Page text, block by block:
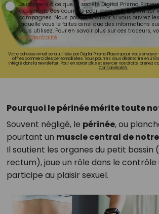
Je consens à ce que la société Digital Prisma
d'ouverture des courriels pour mesurer et optimiser
campagnes. Nous pourrons savoir si vous ouvrez
laquelle vous le faites ainsi que des informations
vous utilisez. Pour en savoir plus sur ces traceurs,
confidentialité.
Votre adresse email sera utilisée par Digital Prisma Playerspour vous
offres commerciales personnalisées. Vous pourrez vous désinscrire en
intégré dans la newsletter. Pour en savoir plus et exercer vos droits, prenez
Confidentialité.
Pourquoi le périnée mérite toute
Souvent négligé, le périnée, ou
pourtant un muscle central de
Il soutient les organes du petit bassin
rectum), joue un rôle dans le contrôle
participe au plaisir sexuel.